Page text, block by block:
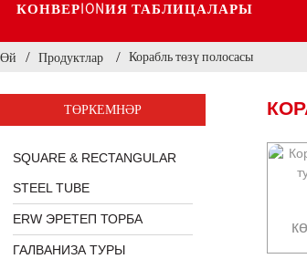
КОНВЕРIONИЯ ТАБЛИЦАЛАРЫ
Өй Продуктлар Корабль төзү полосасы
ТӨРКЕМНӘР
SQUARE & RECTANGULAR
STEEL TUBE
ERW ЭРЕТЕП ТОРБА
ГАЛВАНИЗА ТУРЫ